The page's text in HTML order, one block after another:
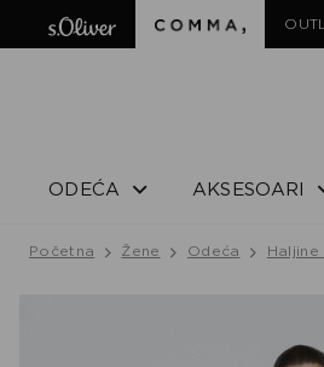
ODEĆA AKSESOARI
Početna Žene Odeća